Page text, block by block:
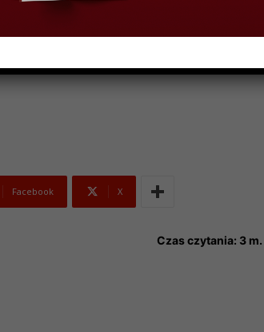
2024
Facebook X
Czas czytania: 3 m.